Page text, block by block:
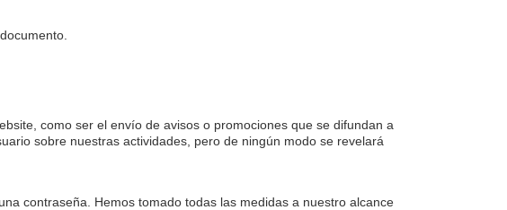
como ser el envío de avisos o promociones que se difundan a
sobre nuestras actividades, pero de ningún modo se revelará
contraseña. Hemos tomado todas las medidas a nuestro alcance